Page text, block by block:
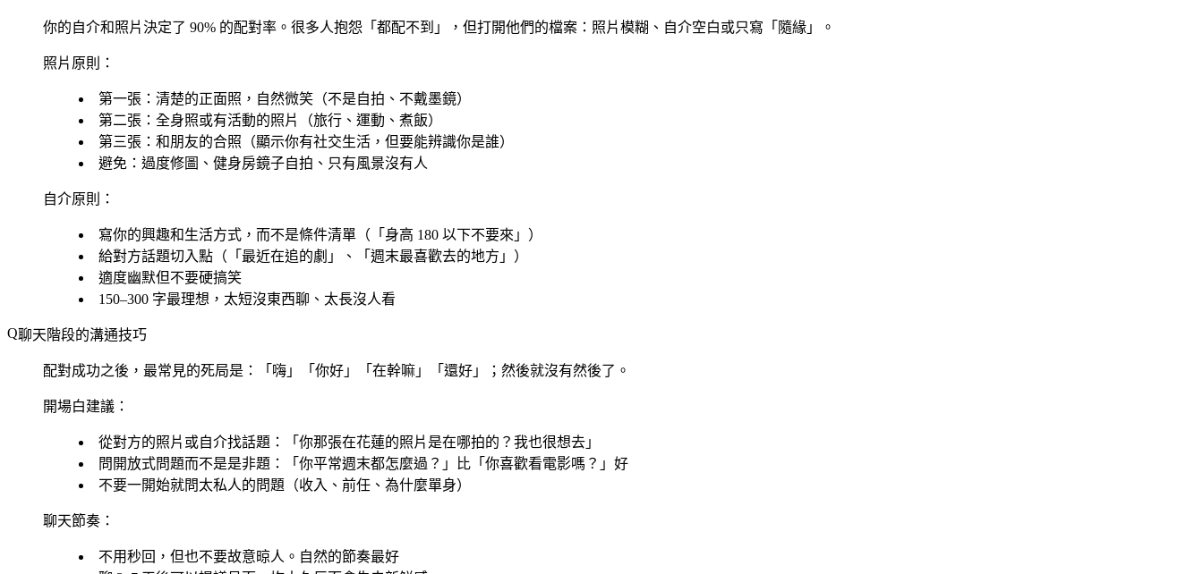
你的自介和照片決定了 90% 的配對率。很多人抱怨「都配不到」，但打開他們的檔案：照片模糊、自介空白或只寫「隨緣」。
照片原則：
第一張：清楚的正面照，自然微笑（不是自拍、不戴墨鏡）
第二張：全身照或有活動的照片（旅行、運動、煮飯）
第三張：和朋友的合照（顯示你有社交生活，但要能辨識你是誰）
避免：過度修圖、健身房鏡子自拍、只有風景沒有人
自介原則：
寫你的興趣和生活方式，而不是條件清單（「身高 180 以下不要來」）
給對方話題切入點（「最近在追的劇」、「週末最喜歡去的地方」）
適度幽默但不要硬搞笑
150–300 字最理想，太短沒東西聊、太長沒人看
聊天階段的溝通技巧
配對成功之後，最常見的死局是：「嗨」「你好」「在幹嘛」「還好」；然後就沒有然後了。
開場白建議：
從對方的照片或自介找話題：「你那張在花蓮的照片是在哪拍的？我也很想去」
問開放式問題而不是是非題：「你平常週末都怎麼過？」比「你喜歡看電影嗎？」好
不要一開始就問太私人的問題（收入、前任、為什麼單身）
聊天節奏：
不用秒回，但也不要故意晾人。自然的節奏最好